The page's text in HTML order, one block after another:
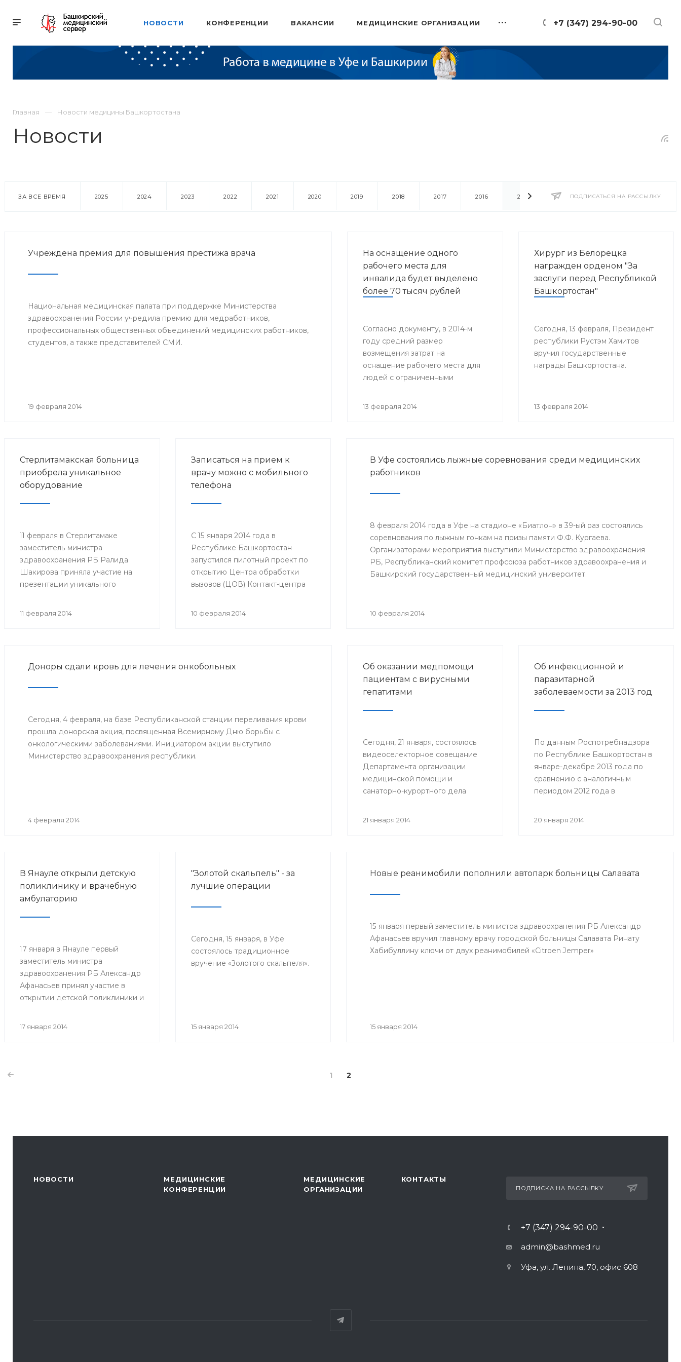
+7 (347) 294-90-00
НОВОСТИ КОНФЕРЕНЦИИ ВАКАНСИИ МЕДИЦИНСКИЕ ОРГАНИЗАЦИИ
Главная Новости медицины Башкортостана
Новости
ПОДПИСАТЬСЯ НА РАССЫЛКУ
ЗА ВСЕ ВРЕМЯ 2025 2024 2023 2022 2021 2020 2019 2018 2017 2016 2014 2013 2012 2011
Учреждена премия для повышения престижа врача
Национальная медицинская палата при поддержке Министерства
здравоохранения России учредила премию для медработников,
профессиональных общественных объединений медицинских работников,
студентов, а также представителей СМИ.
19 февраля 2014
На оснащение одного
рабочего места для
инвалида будет выделено
более 70 тысяч рублей
Согласно документу, в 2014-м
году средний размер
возмещения затрат на
оснащение рабочего места для
людей с ограниченными
составит 70,9 тысяч рублей, а в
субсидий на реализацию
дополнительных мероприятий в
13 февраля 2014
Хирург из Белорецка
награжден орденом "За
заслуги перед Республикой
Башкортостан"
Сегодня, 13 февраля, Президент
республики Рустэм Хамитов
вручил государственные
награды Башкортостана.
13 февраля 2014
Стерлитамакская больница
приобрела уникальное
оборудование
11 февраля в Стерлитамаке
заместитель министра
здравоохранения РБ Ралида
Шакирова приняла участие на
презентации уникального
комплекса в Городской
11 февраля 2014
Записаться на прием к
врачу можно с мобильного
телефона
С 15 января 2014 года в
Республике Башкортостан
запустился пилотный проект по
открытию Центра обработки
вызовов (ЦОВ) Контакт-центра
Республики Башкортостана,
на базе Медицинского
10 февраля 2014
В Уфе состоялись лыжные соревнования среди медицинских
работников
8 февраля 2014 года в Уфе на стадионе «Биатлон» в 39-ый раз состоялись
соревнования по лыжным гонкам на призы памяти Ф.Ф. Кургаева.
Организаторами мероприятия выступили Министерство здравоохранения
РБ, Республиканский комитет профсоюза работников здравоохранения и
Башкирский государственный медицинский университет.
10 февраля 2014
Доноры сдали кровь для лечения онкобольных
Сегодня, 4 февраля, на базе Республиканской станции переливания крови
прошла донорская акция, посвященная Всемирному Дню борьбы с
онкологическими заболеваниями. Инициатором акции выступило
Министерство здравоохранения республики.
4 февраля 2014
Об оказании медпомощи
пациентам с вирусными
гепатитами
Сегодня, 21 января, состоялось
видеоселекторное совещание
Департамента организации
медицинской помощи и
санаторно-курортного дела
21 января 2014
Об инфекционной и
паразитарной
заболеваемости за 2013 год
По данным Роспотребнадзора
по Республике Башкортостан в
январе-декабре 2013 года по
сравнению с аналогичным
периодом 2012 года в
20 января 2014
В Янауле открыли детскую
поликлинику и врачебную
амбулаторию
17 января в Янауле первый
заместитель министра
здравоохранения РБ Александр
Афанасьев принял участие в
открытии детской поликлиники и
17 января 2014
"Золотой скальпель" - за
лучшие операции
Сегодня, 15 января, в Уфе
состоялось традиционное
вручение «Золотого скальпеля».
15 января 2014
Новые реанимобили пополнили автопарк больницы Салавата
15 января первый заместитель министра здравоохранения РБ Александр
Афанасьев вручил главному врачу городской больницы Салавата Ринату
Хабибуллину ключи от двух реанимобилей «Citroen Jemper»
15 января 2014
1 2
НОВОСТИ
МЕДИЦИНСКИЕ
КОНФЕРЕНЦИИ
МЕДИЦИНСКИЕ
ОРГАНИЗАЦИИ
КОНТАКТЫ
ПОДПИСКА НА РАССЫЛКУ
+7 (347) 294-90-00
admin@bashmed.ru
Уфа, ул. Ленина, 70, офис 608